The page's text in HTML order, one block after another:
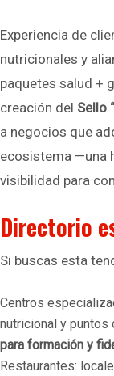
Experiencia de
nutricionales y
paquetes salud +
creación del Sello
a negocios que
ecosistema —una
visibilidad para
Directorio
Si buscas esta
Centros
nutricional y puntos
para formación y
Restaurantes: